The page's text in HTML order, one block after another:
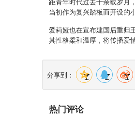
当初作为复兴踏板而开设的
爱莉娅也在宣布建国后重归
其性格柔和温厚，将传播爱
分享到：
热门评论